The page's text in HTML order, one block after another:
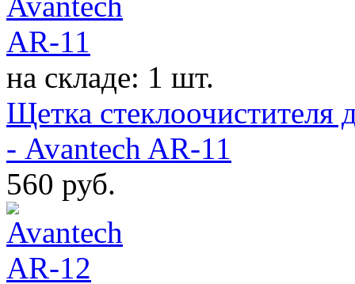
на складе: 1 шт.
Щетка стеклоочистителя
- Avantech AR-11
560 руб.